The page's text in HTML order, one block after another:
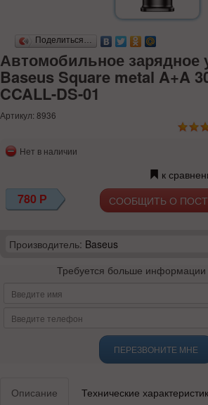
Поделиться…
Автомобильное зарядное
Baseus Square metal A+A
CCALL-DS-01
Артикул: 8936
Нет в наличии
к
780 Р СООБЩИТЬ О
Производитель: Baseus
Требуется больше информации
ПЕРЕЗВОНИТЕ МНЕ
Описание Технические